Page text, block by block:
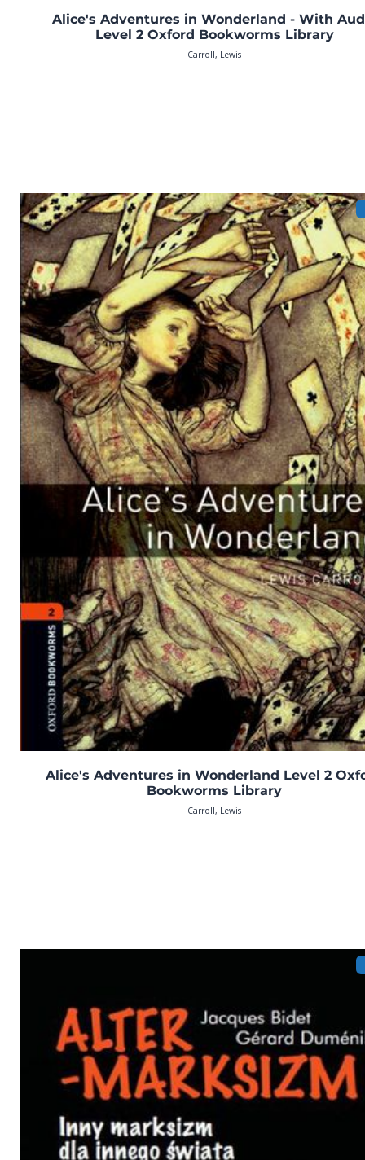
Alice's Adventures in Wonderland - With
Level 2 Oxford Bookworms Library
Carroll, Lewis
Alice's Adventures in Wonderland Level 2
Bookworms Library
Carroll, Lewis